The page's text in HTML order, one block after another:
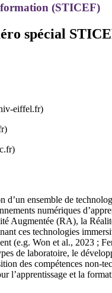
(STICEF)
spécial
eiffel.fr)
ensemble de
numériques
Augmentée (RA), la
ces technologies
(e.g. Won et al., 2023 ;
de laboratoire, le
des compétences non-
l’apprentissage et la